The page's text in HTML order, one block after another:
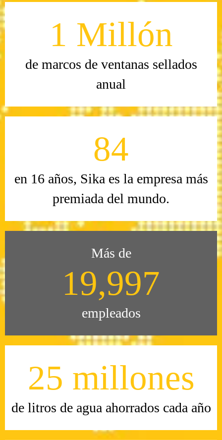
1 Millón
de marcos de ventanas sellados
anual
84
en 16 años, Sika es la empresa más
premiada del mundo.
Más de
20,000
empleados
25 millones
de litros de agua ahorrados cada año